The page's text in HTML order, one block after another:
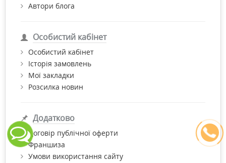
Автори блога
Особистий кабінет
Особистий кабінет
Історія замовлень
Мої закладки
Розсилка новин
Додатково
Договір публічної оферти
Франшиза
Умови використання сайту